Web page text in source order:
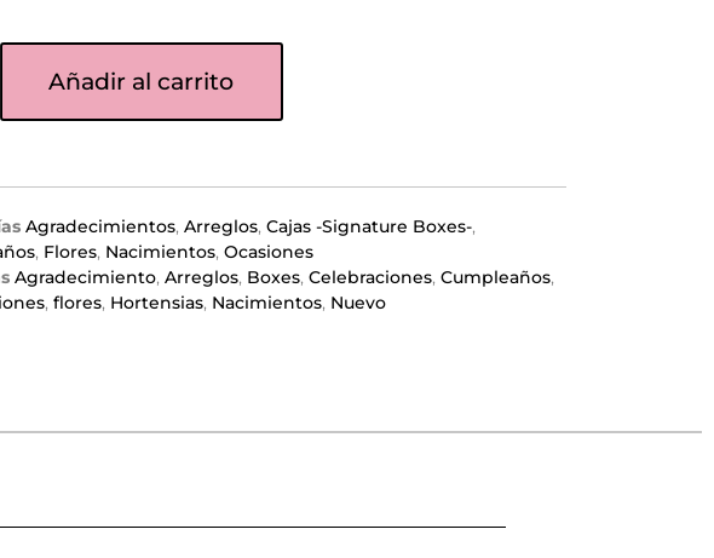
Añadir al carrito
Agradecimientos, Arreglos, Cajas -Signature Boxes-,
, Flores, Nacimientos, Ocasiones
Agradecimiento, Arreglos, Boxes, Celebraciones, Cumpleaños,
, flores, Hortensias, Nacimientos, Nuevo